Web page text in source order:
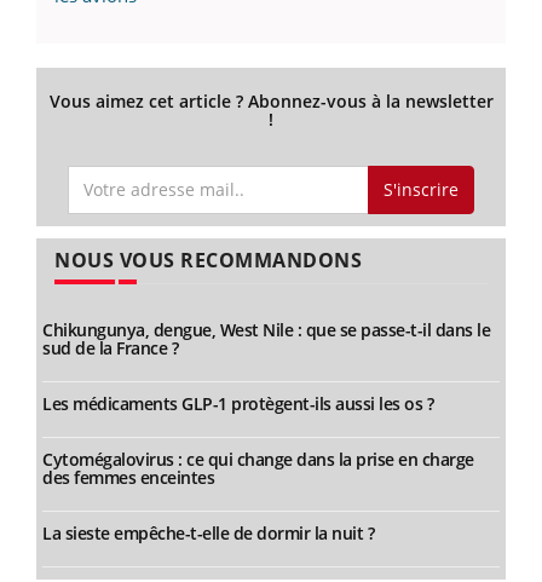
Vous aimez cet article ? Abonnez-vous à la newsletter
!
S'inscrire
NOUS VOUS RECOMMANDONS
Chikungunya, dengue, West Nile : que se passe-t-il dans le
sud de la France ?
Les médicaments GLP-1 protègent-ils aussi les os ?
Cytomégalovirus : ce qui change dans la prise en charge
des femmes enceintes
La sieste empêche-t-elle de dormir la nuit ?